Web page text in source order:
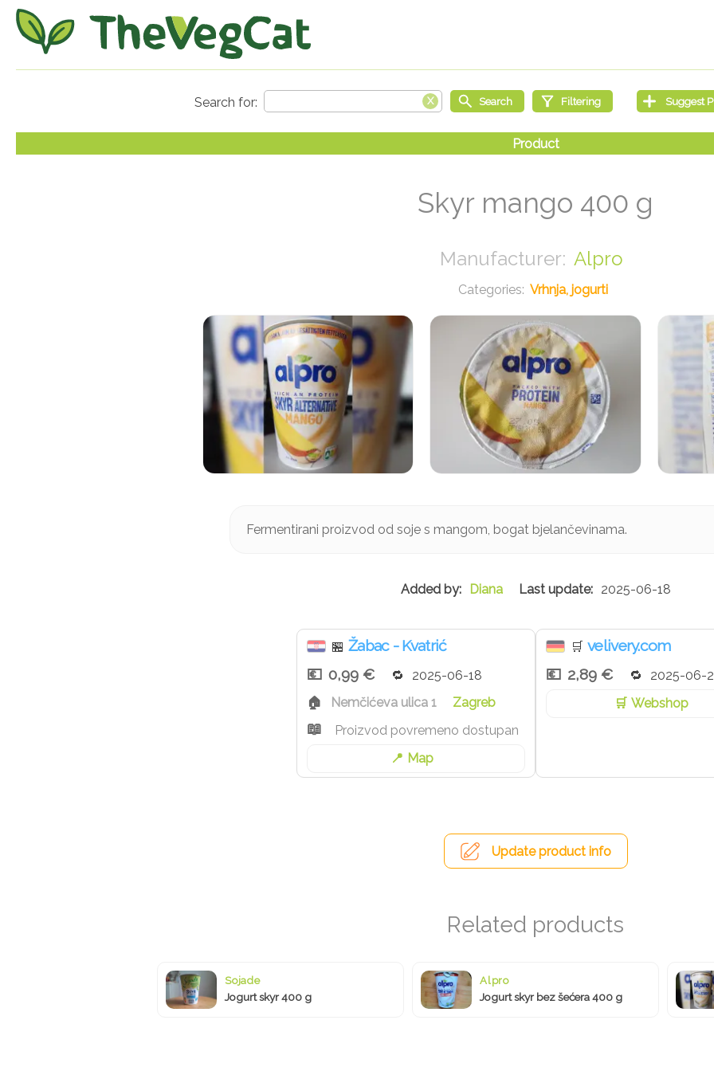
Skyr mango 400 g
Alpro
Vrhnja, jogurti
Fermentirani proizvod od soje s mangom, bogat bjelančevinama.
Diana 2025-06-18
🏪 Žabac - Kvatrić
0,99 €
2025-06-18
Nemčićeva ulica 1
Zagreb
Proizvod povremeno dostupan
Map
🛒 velivery.com
2,89 €
2025-06-
Webshop
Update product info
Sojade
Jogurt skyr 400 g
Alpro
Jogurt skyr bez šećera 400 g